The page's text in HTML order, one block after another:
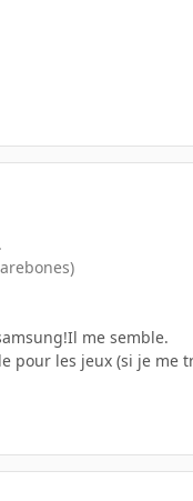
me semble.
pour les jeux (si je me